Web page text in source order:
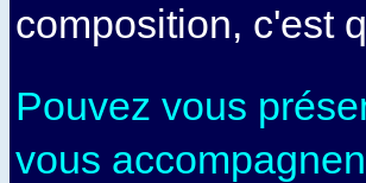
composition, c'est
Pouvez vous
vous